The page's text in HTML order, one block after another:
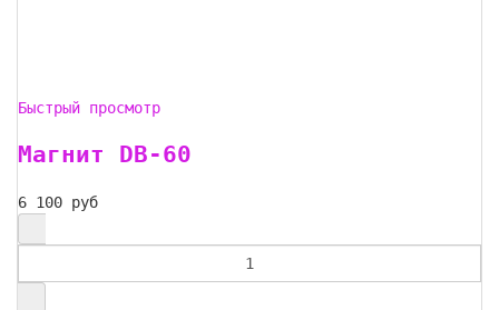
Быстрый просмотр
Магнит DB-60
6 100 руб